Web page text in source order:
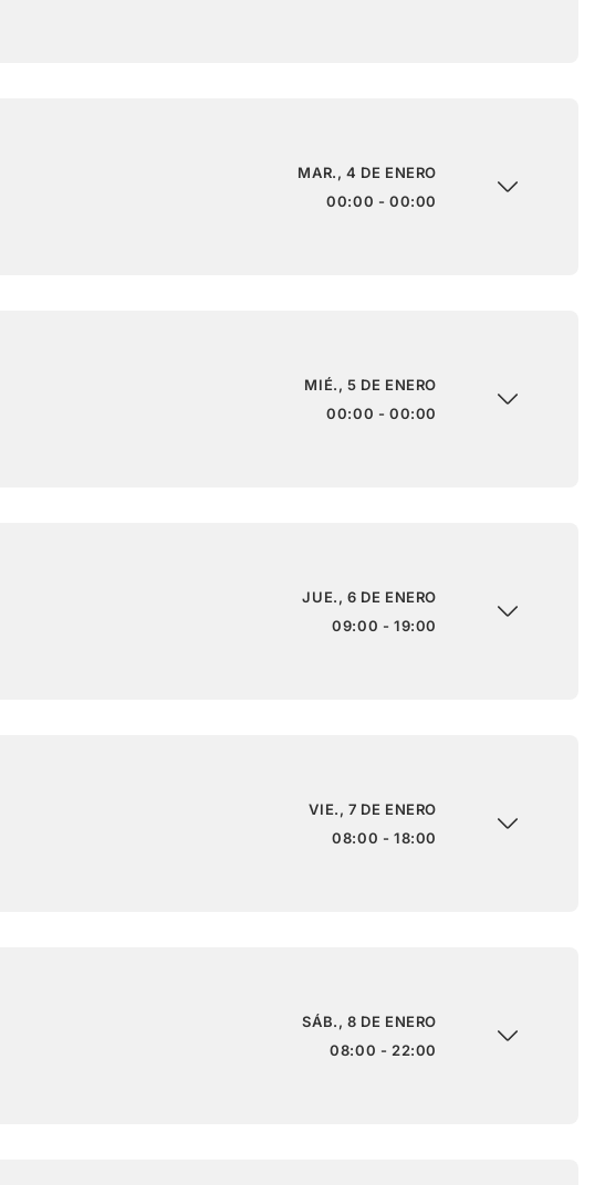
MAR., 4 DE ENERO
00:00 - 00:00
MIÉ., 5 DE ENERO
00:00 - 00:00
JUE., 6 DE ENERO
09:00 - 19:00
VIE., 7 DE ENERO
08:00 - 18:00
SÁB., 8 DE ENERO
08:00 - 22:00